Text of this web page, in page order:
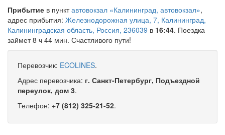
Прибытие в пунктавтовокзал «Калининград, автовокзал»,
адрес прибытия: Железнодорожная улица, 7, Калининград,
Калининградская область, Россия, 236039 в 16:44. Поездка
займет 8 ч 44 мин. Счастливого пути!
Перевозчик: ECOLINES.
Адрес перевозчика: г. Санкт-Петербург, Подъездной
переулок, дом 3.
Телефон: +7 (812) 325-21-52.